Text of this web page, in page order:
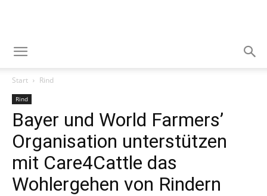
Start Rind
Rind
Bayer und World Farmers’
Organisation unterstützen
mit Care4Cattle das
Wohlergehen von Rindern